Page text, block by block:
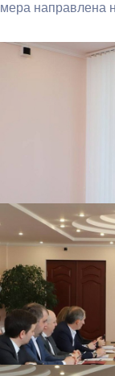
мера направлена